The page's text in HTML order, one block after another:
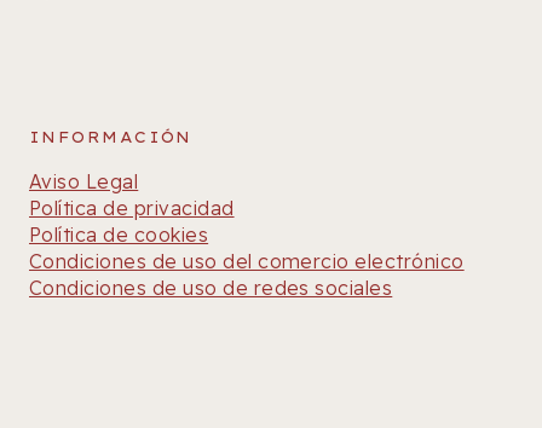
INFORMACIÓN
Aviso Legal
Política de privacidad
Política de cookies
Condiciones de uso del comercio electrónico
Condiciones de uso de redes sociales